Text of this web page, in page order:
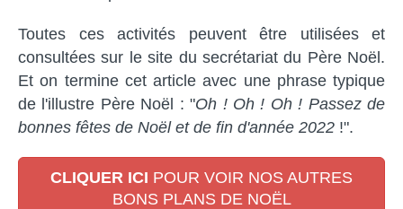
Toutes ces activités peuvent être utilisées et
consultées sur le site du secrétariat du Père Noël.
Et on termine cet article avec une phrase typique
de l'illustre Père Noël : "Oh ! Oh ! Oh ! Passez de
bonnes fêtes de Noël et de fin d'année 2022 !".
CLIQUER ICI POUR VOIR NOS AUTRES
BONS PLANS DE NOËL